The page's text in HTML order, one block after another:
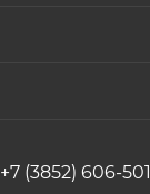
+7 (3852) 606-501